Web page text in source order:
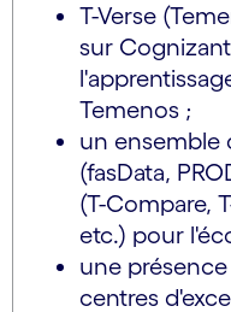
T-Verse
sur
Temenos ;
un ensemble
(fasData,
(T-Compare,
etc.) pour
une
centres